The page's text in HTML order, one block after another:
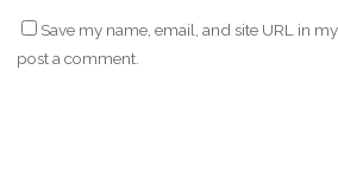
Save my name, email, and site URL in
post a comment.